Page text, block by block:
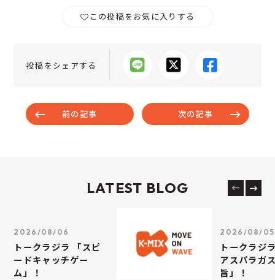
この投稿をお気に入りする
投稿をシェアする
前の記事 次の記事
LATEST BLOG
2026/08/06
トークラジラ 「スピ
ードキャッチゲー
ム」！
2026/08/05
トークラジ
アスパラガ
旨」！